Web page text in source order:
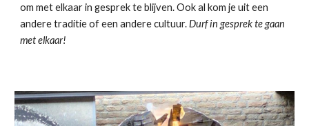
om met elkaar in gesprek te blijven. Ook al kom je uit een
andere traditie of een andere cultuur.Durf in gesprek te gaan
met elkaar!